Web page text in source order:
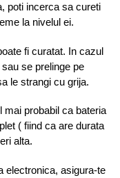
poti incerca sa cureti
la nivelul ei.
fi curatat. In cazul
se prelinge pe
le strangi cu grija.
mai probabil ca bateria
( fiind ca are durata
alta.
electronica, asigura-te